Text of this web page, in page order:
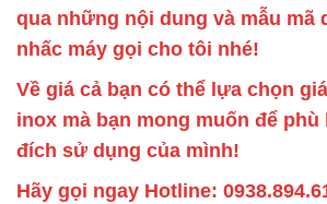
qua những nội dung và mẫu mã
nhấc máy gọi cho tôi nhé!
Về giá cả bạn có thể lựa chọn
inox mà bạn mong muốn để
đích sử dụng của mình!
Hãy gọi ngay Hotline: